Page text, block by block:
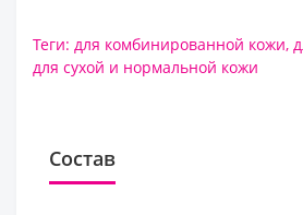
Теги: для комбинированной кожи,
для сухой и нормальной кожи
Состав